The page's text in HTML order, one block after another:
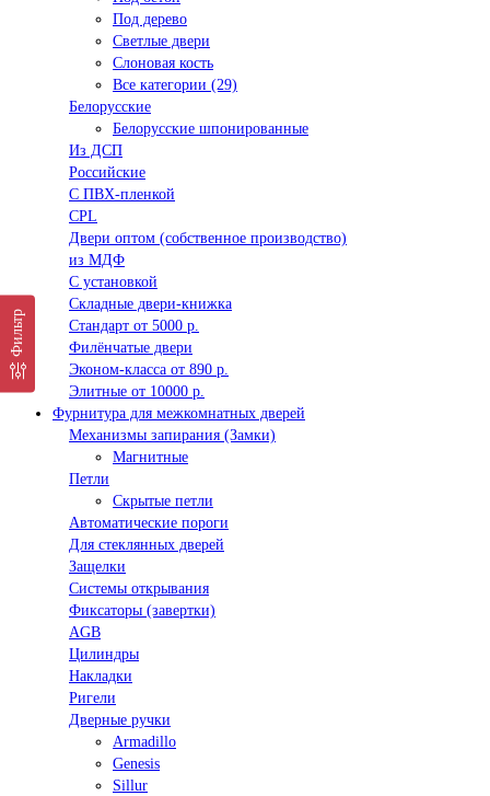
Под дерево
Светлые двери
Слоновая кость
Все категории (29)
Белорусские
Белорусские шпонированные
Из ДСП
Российские
C ПВХ-пленкой
CPL
Двери оптом (собственное производство)
из МДФ
С установкой
Складные двери-книжка
Стандарт от 5000 р.
Филёнчатые двери
Эконом-класса от 890 р.
Элитные от 10000 р.
Фурнитура для межкомнатных дверей
Механизмы запирания (Замки)
Магнитные
Петли
Скрытые петли
Автоматические пороги
Для стеклянных дверей
Защелки
Системы открывания
Фиксаторы (завертки)
AGB
Цилиндры
Накладки
Ригели
Дверные ручки
Armadillo
Genesis
Sillur
Фильтр